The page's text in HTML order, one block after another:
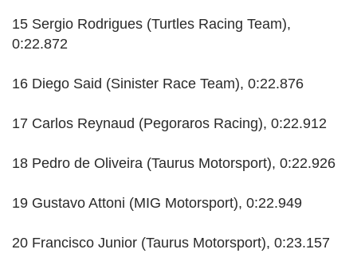
15 Sergio Rodrigues (Turtles Racing Team),
0:22.872
16 Diego Said (Sinister Race Team), 0:22.876
17 Carlos Reynaud (Pegoraros Racing), 0:22.912
18 Pedro de Oliveira (Taurus Motorsport), 0:22.926
19 Gustavo Attoni (MIG Motorsport), 0:22.949
20 Francisco Junior (Taurus Motorsport), 0:23.157